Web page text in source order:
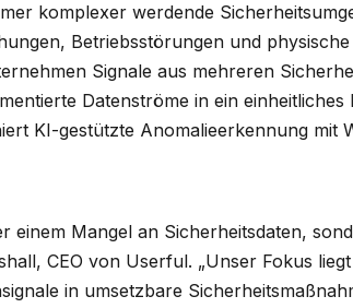
komplexer werdende
Betriebsstörungen und
Signale aus mehreren
Datenströme in ein einheitliches
KI-gestützte Anomalieerkennung mit
einem Mangel an Sicherheitsdaten,
CEO von Userful. „Unser Fokus
in umsetzbare